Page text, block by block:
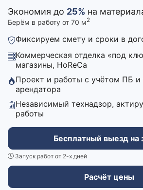
Экономия до 25% на
Берём в работу от 70 м2
Фиксируем смету и сроки в
Коммерческая отделка «под
магазины, HoReCa
Проект и работы с учётом ПБ и
арендатора
Независимый технадзор,
работы
Бесплатный выезд на
Запуск работ от 2-х дней
Расчёт цены